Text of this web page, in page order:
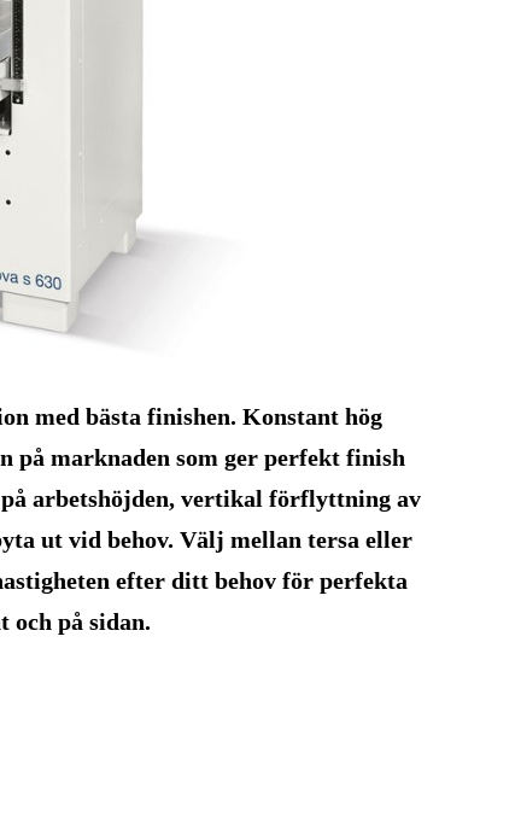
med bästa finishen. Konstant hög
marknaden som ger perfekt finish
arbetshöjden, vertikal förflyttning av
ut vid behov. Välj mellan tersa eller
efter ditt behov för perfekta
och på sidan.